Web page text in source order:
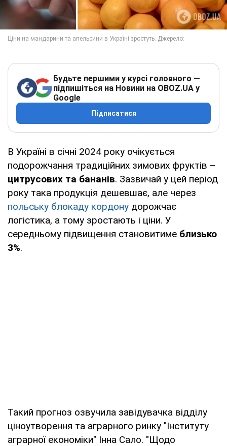
Будьте першими у курсі головного —
підпишіться на Новини на OBOZ.UA у
Google
Підписатися
В Україні в січні 2024 року очікується
подорожчання традиційних зимових фруктів –
цитрусових та бананів. Зазвичай у цей період
року така продукція дешевшає, але через
польську блокаду кордону дорожчає
логістика, а тому зростають і ціни. У
середньому підвищення становитиме близько
3%.
Такий прогноз озвучила завідувачка відділу
ціноутворення та аграрного ринку "Інституту
аграрної економіки" Інна Сало. "Щодо